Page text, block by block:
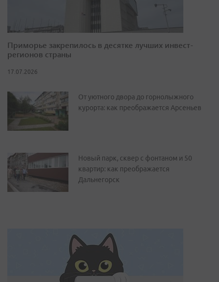
Приморье закрепилось в десятке лучших инвест-
регионов страны
17.07.2026
От уютного двора до горнолыжного
курорта: как преображается Арсеньев
Новый парк, сквер с фонтаном и 50
квартир: как преображается
Дальнегорск